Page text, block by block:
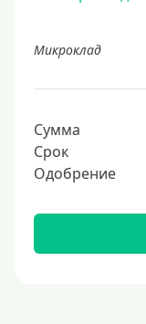
Микроклад
Сумма
Срок
Одобрение